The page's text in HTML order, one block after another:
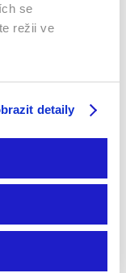
se
režii ve
detaily
LG, VIDAA